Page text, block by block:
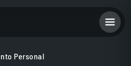
Personal